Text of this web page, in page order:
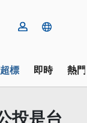
標 即時 熱
投是台